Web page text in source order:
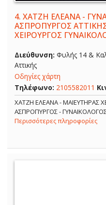
4. ΧΑΤΖΗ ΕΛΕΑΝΑ -
ΑΣΠΡΟΠΥΡΓΟΣ
ΧΕΙΡΟΥΡΓΟΣ
Διεύθυνση: Φυλής 14 &
Αττικής
Οδηγίες χάρτη
Τηλέφωνο: 2105582011
ΧΑΤΖΗ ΕΛΕΑΝΑ - ΜΑΙΕΥΤΗΡΑΣ
ΑΣΠΡΟΠΥΡΓΟΣ -
Περισσότερες πληροφορίες